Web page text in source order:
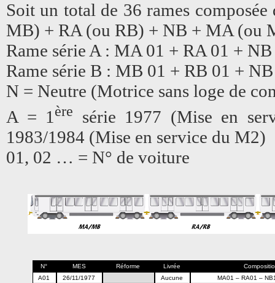
Soit un total de 36 rames
MB) + RA (ou RB) + NB + MA (ou
Rame série A : MA 01 + RA 01 +
Rame série B : MB 01 + RB 01 +
N = Neutre (Motrice sans loge de
A = 1 ère
série 1977 (Mise en
1983/1984 (Mise en service du M2)
01, 02 … = N° de voiture
N° MES Réforme Livrée
A01
26/11/1977 Aucune
MA01 – RA01 –